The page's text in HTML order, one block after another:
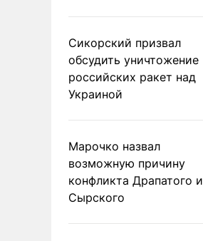
Сикорский призвал
обсудить уничтожение
российских ракет над
Украиной
Марочко назвал
возможную причину
конфликта Драпатого и
Сырского